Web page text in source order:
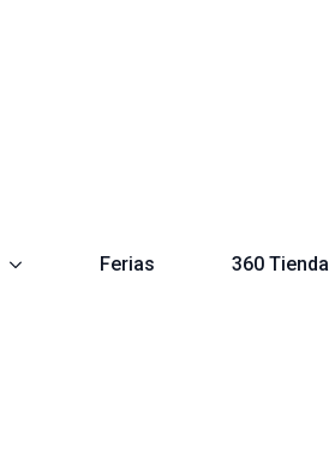
Ferias 360 Tienda